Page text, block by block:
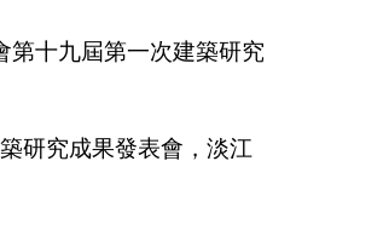
第十九屆第一次建築研究
研究成果發表會，淡江